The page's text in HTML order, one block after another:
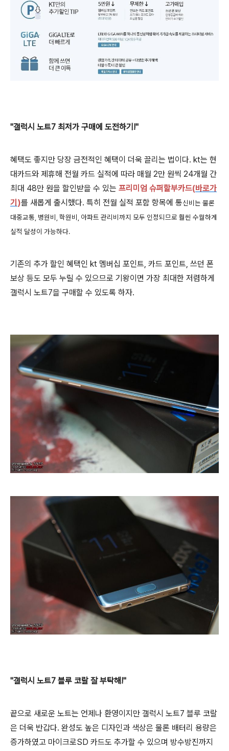
"갤럭시 노트7 최저가 구매에 도전하기!"
혜택도 좋지만 당장 금전적인 혜택이 더욱 끌리는 법이다. kt는 현
대카드와 제휴해 전월 카드 실적에 따라 매월 2만 원씩 24개월 간
최대 48만 원을 할인받을 수 있는 프리미엄 슈퍼할부카드(바로가
기 )를 새롭게 출시했다. 특히 전월 실적 포함 항목에 통신비는 물론
대중교통, 병원비, 학원비, 아파트 관리비까지 모두 인정되므로 훨씬 수월하게
실적 달성이 가능하다.
기존의 추가 할인 혜택인 kt 멤버십 포인트 , 카드 포인트, 쓰던 폰
보상 등도 모두 누릴 수 있으므로 기왕이면 가장 최대한 저렴하게
갤럭시 노트7을 구매할 수 있도록 하자.
"갤럭시 노트7 블루 코랄 잘 부탁해!"
끝으로 새로운 노트는 언제나 환영이지만 갤럭시 노트7 블루 코랄
은 더욱 반갑다. 완성도 높은 디자인과 색상은 물론 배터리 용량은
증가하였고 마이크로SD 카드도 추가할 수 있으며 방수방진까지